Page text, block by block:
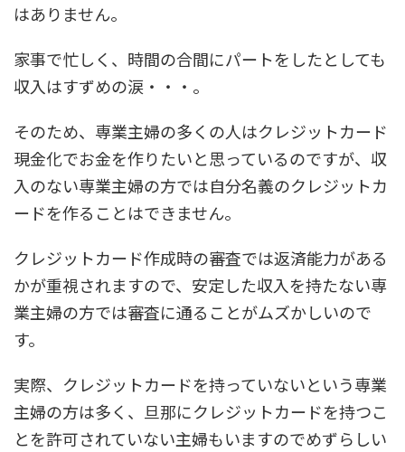
はありません。
家事で忙しく、時間の合間にパートをしたとしても
収入はすずめの涙・・・。
そのため、専業主婦の多くの人はクレジットカード
現金化でお金を作りたいと思っているのですが、収
入のない専業主婦の方では自分名義のクレジットカ
ードを作ることはできません。
クレジットカード作成時の審査では返済能力がある
かが重視されますので、安定した収入を持たない専
業主婦の方では審査に通ることがムズかしいので
す。
実際、クレジットカードを持っていないという専業
主婦の方は多く、旦那にクレジットカードを持つこ
とを許可されていない主婦もいますのでめずらしい